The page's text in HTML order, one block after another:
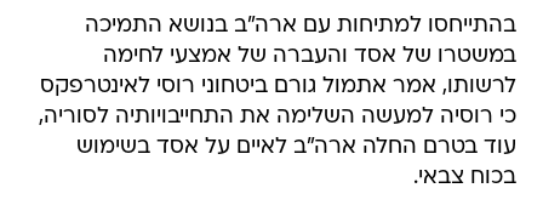
בהתייחסו למתיחות עם ארה"ב בנושא התמיכה
במשטרו של אסד והעברה של אמצעי לחימה
לרשותו, אמר אתמול גורם ביטחוני רוסי לאינטרפקס
כי רוסיה למעשה השלימה את התחייבויותיה לסוריה,
עוד בטרם החלה ארה"ב לאיים על אסד בשימוש
בכוח צבאי.